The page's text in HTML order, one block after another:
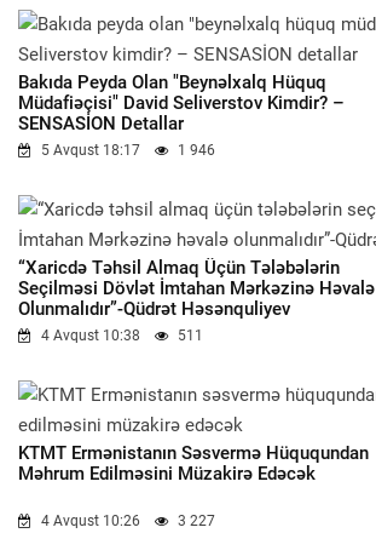
Bakıda Peyda Olan "beynəlxalq Hüquq
Müdafiəçisi" David Seliverstov Kimdir? –
SENSASİON Detallar
5 Avqust 18:17 1 946
“Xaricdə Təhsil Almaq Üçün Tələbələrin
Seçilməsi Dövlət İmtahan Mərkəzinə Həvalə
Olunmalıdır”-Qüdrət Həsənquliyev
4 Avqust 10:38 511
KTMT Ermənistanın Səsvermə Hüququndan
Məhrum Edilməsini Müzakirə Edəcək
4 Avqust 10:26 3 227